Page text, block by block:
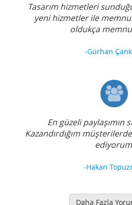
Tasarım hizmetleri
yeni hizmetler ile
oldukça
-Gürhan
En güzeli paylaşımın
Kazandırdığım
-Hakan
Daha Fazla